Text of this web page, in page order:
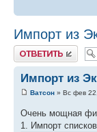
Импорт из
Ответить
Импорт из
Ватсон » Вс фев
Очень мощная
1. Импорт